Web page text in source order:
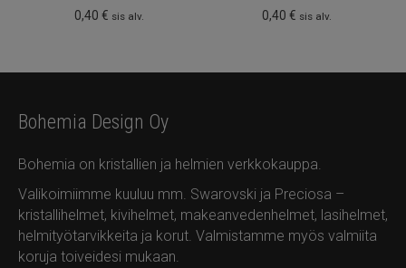
0,40€ sis alv. 0,40 € sis alv.
Bohemia Design Oy
Bohemia on kristallien ja helmien verkkokauppa.
Valikoimiimme kuuluu mm. Swarovski ja Preciosa –
kristallihelmet, kivihelmet, makeanvedenhelmet, lasihelmet,
helmityötarvikkeita ja korut. Valmistamme myös valmiita
koruja toiveidesi mukaan.